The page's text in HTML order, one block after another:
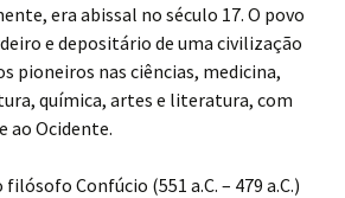
era abissal no século 17. O povo
e depositário de uma civilização
pioneiros nas ciências, medicina,
química, artes e literatura, com
ao Ocidente.
Confúcio (551 a.C. – 479 a.C.)